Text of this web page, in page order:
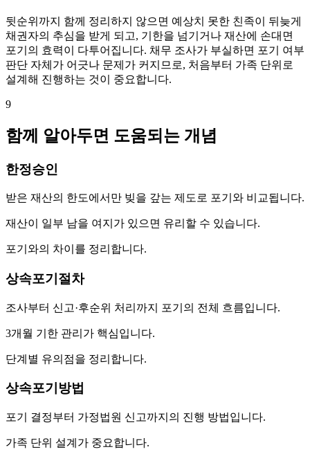
뒷순위까지 함께 정리하지 않으면 예상치 못한 친족이 뒤늦게
채권자의 추심을 받게 되고, 기한을 넘기거나 재산에 손대면
포기의 효력이 다투어집니다. 채무 조사가 부실하면 포기 여부
판단 자체가 어긋나 문제가 커지므로, 처음부터 가족 단위로
설계해 진행하는 것이 중요합니다.
9
함께 알아두면 도움되는 개념
한정승인
받은 재산의 한도에서만 빚을 갚는 제도로 포기와 비교됩니다.
재산이 일부 남을 여지가 있으면 유리할 수 있습니다.
포기와의 차이를 정리합니다.
상속포기절차
조사부터 신고·후순위 처리까지 포기의 전체 흐름입니다.
3개월 기한 관리가 핵심입니다.
단계별 유의점을 정리합니다.
상속포기방법
포기 결정부터 가정법원 신고까지의 진행 방법입니다.
가족 단위 설계가 중요합니다.